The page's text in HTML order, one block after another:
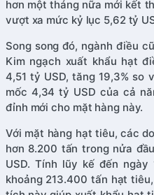
hơn một tháng nữa mới kết
vượt xa mức kỷ lục 5,62 tỷ
Song song đó, ngành điều
Kim ngạch xuất khẩu hạt
4,51 tỷ USD, tăng 19,3% so
mốc 4,34 tỷ USD của cả
đỉnh mới cho mặt hàng này.
Với mặt hàng hạt tiêu, các
hơn 8.200 tấn trong nửa
USD. Tính lũy kế đến ngày
khoảng 213.400 tấn hạt